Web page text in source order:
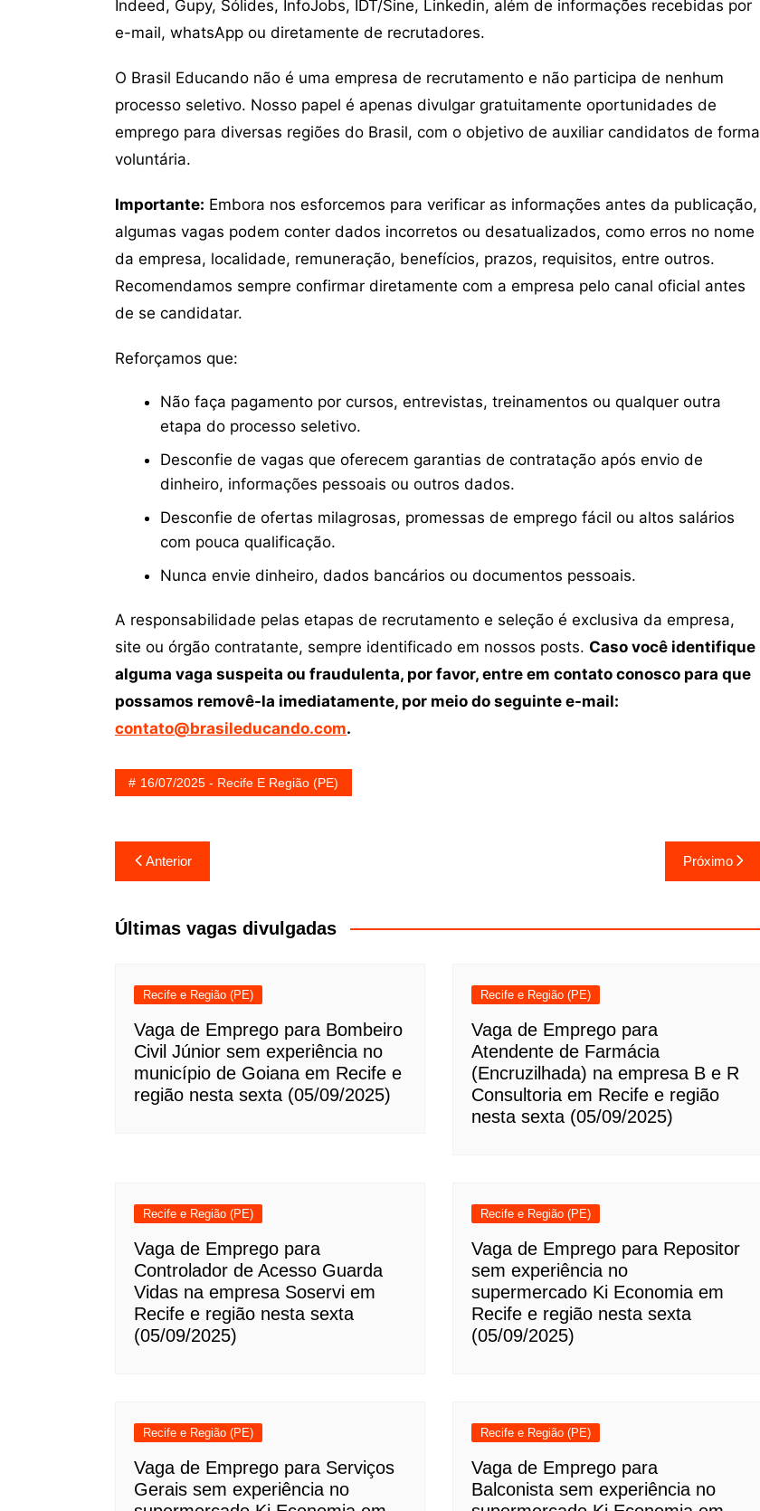
Indeed, Gupy, Sólides, InfoJobs, IDT/Sine, Linkedin, além de informações recebidas por
e-mail, whatsApp ou diretamente de recrutadores.
O Brasil Educando não é uma empresa de recrutamento e não participa de nenhum
processo seletivo. Nosso papel é apenas divulgar gratuitamente oportunidades de
emprego para diversas regiões do Brasil, com o objetivo de auxiliar candidatos de forma
voluntária.
Importante: Embora nos esforcemos para verificar as informações antes da publicação,
algumas vagas podem conter dados incorretos ou desatualizados, como erros no nome
da empresa, localidade, remuneração, benefícios, prazos, requisitos, entre outros.
Recomendamos sempre confirmar diretamente com a empresa pelo canal oficial antes
de se candidatar.
Reforçamos que:
Não faça pagamento por cursos, entrevistas, treinamentos ou qualquer outra
etapa do processo seletivo.
Desconfie de vagas que oferecem garantias de contratação após envio de
dinheiro, informações pessoais ou outros dados.
Desconfie de ofertas milagrosas, promessas de emprego fácil ou altos salários
com pouca qualificação.
Nunca envie dinheiro, dados bancários ou documentos pessoais.
A responsabilidade pelas etapas de recrutamento e seleção é exclusiva da empresa,
site ou órgão contratante, sempre identificado em nossos posts. Caso você identifique
alguma vaga suspeita ou fraudulenta, por favor, entre em contato conosco para que
possamos removê-la imediatamente, por meio do seguinte e-mail:
contato@brasileducando.com.
16/07/2025 - Recife E Região (PE)
Navegação
de
Post
Anterior Próximo
Últimas vagas divulgadas
Recife e Região (PE)
Vaga de Emprego para Bombeiro
Civil Júnior sem experiência no
município de Goiana em Recife e
região nesta sexta (05/09/2025)
Recife e Região (PE)
Vaga de Emprego para
Atendente de Farmácia
(Encruzilhada) na empresa B e R
Consultoria em Recife e região
nesta sexta (05/09/2025)
Recife e Região (PE)
Vaga de Emprego para
Controlador de Acesso Guarda
Vidas na empresa Soservi em
Recife e região nesta sexta
(05/09/2025)
Recife e Região (PE)
Vaga de Emprego para Repositor
sem experiência no
supermercado Ki Economia em
Recife e região nesta sexta
(05/09/2025)
Recife e Região (PE)
Vaga de Emprego para Serviços
Gerais sem experiência no
Recife e Região (PE)
Vaga de Emprego para
Balconista sem experiência no